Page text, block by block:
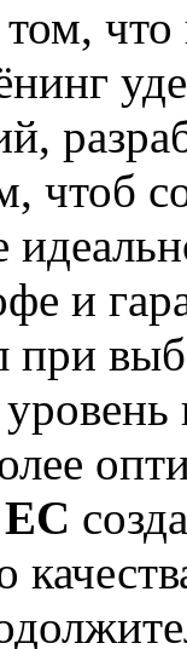
том,
чтоб
и
при
ЕС